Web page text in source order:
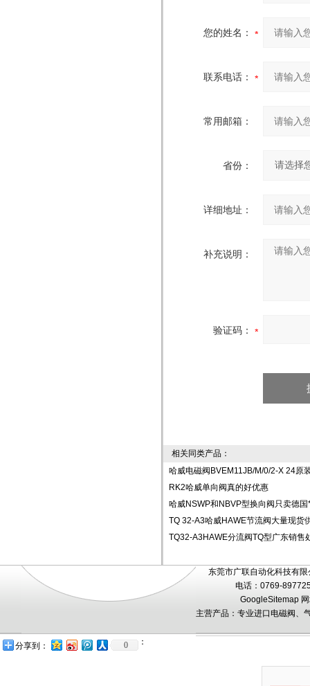
您的姓名：
联系电话：
常用邮箱：
省份：
详细地址：
补充说明：
验证码：
相关同类产品：
哈威电磁阀BVEM11JB/M/0/2-X 24原
RK2哈威单向阀真的好优惠
哈威NSWP和NBVP型换向阀只卖德国
TQ 32-A3哈威HAWE节流阀大量现货
TQ32-A3HAWE分流阀TQ型广东销售
东莞市广联自动化科技有
电话：0769-
GoogleSitemap
主营产品：专业进口电磁阀、
：
分享到： 0